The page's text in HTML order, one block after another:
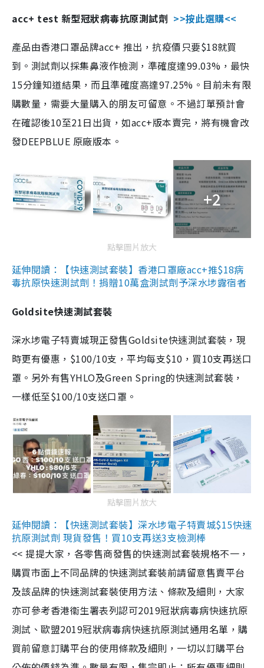
acc+ test 新型冠狀病毒抗原測試劑 >>按此選購<<
產品由香港口罩品牌acc+ 推出，抗疫價只要$18就買
到。測試劑以採集鼻液作檢測，準確度達99.03%，最快
15分鐘知道結果，而且準確度高達97.25%。目前未有限
購數量，需要大量購入的朋友可留意。不過訂單預計會
在確認後10至21日出貨，如acc+版本賣完，將有機會改
發DEEPBLUE 原廠版本。
+2
點擊圖片放大
延伸閱讀：【快速測試套裝】香港口罩廠acc+推$18病
毒抗原快速測試劑！捐贈10萬盒測試劑予深水埗露宿者
Goldsite快速測試套裝
深水埗電子特賣城現正發售Goldsite快速測試套裝，現
時更有優惠，$100/10支，平均每支$10，買10支再送口
罩。另外有售YHLO及Green Spring的快速測試套裝，
一樣低至$100/10支送口罩。
點擊圖片放大
延伸閱讀：【快速測試套裝】深水埗電子特賣城$15快速
抗原測試劑 現貨發售！買10支再送3支檢測棒
<< 提提大家，各零售商發售的快速測試套裝規格不一，
購買市面上不同品牌的快速測試套裝前請留意售賣平台
及該品牌的快速測試套裝使用方法、條款及細則，大家
亦可參考香港衞生署表列認可2019冠狀病毒病快速抗原
測試、歐盟2019冠狀病毒病快速抗原測試通用名單，購
買前留意訂購平台的使用條款及細則，一切以訂購平台